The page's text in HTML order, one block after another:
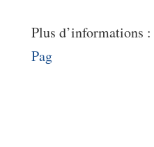
Plus d’informations :
Pag